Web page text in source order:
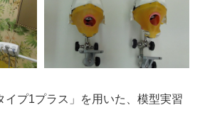
イプ1プラス」を用いた、模型実習